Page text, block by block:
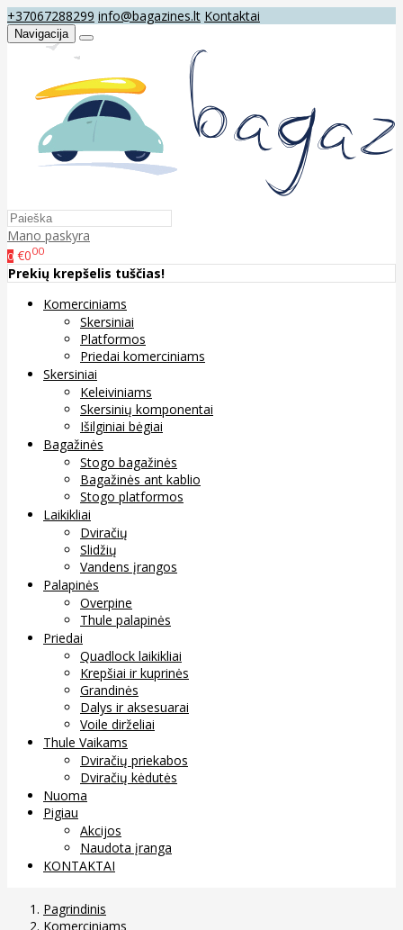
+37067288299 info@bagazines.lt Kontaktai
Navigacija
Mano paskyra
0 €000
Prekių krepšelis tuščias!
Komerciniams
Skersiniai
Platformos
Priedai komerciniams
Skersiniai
Keleiviniams
Skersinių komponentai
Išilginiai bėgiai
Bagažinės
Stogo bagažinės
Bagažinės ant kablio
Stogo platformos
Laikikliai
Dviračių
Slidžių
Vandens įrangos
Palapinės
Overpine
Thule palapinės
Priedai
Quadlock laikikliai
Krepšiai ir kuprinės
Grandinės
Dalys ir aksesuarai
Voile dirželiai
Thule Vaikams
Dviračių priekabos
Dviračių kėdutės
Nuoma
Pigiau
Akcijos
Naudota įranga
KONTAKTAI
Pagrindinis
Komerciniams